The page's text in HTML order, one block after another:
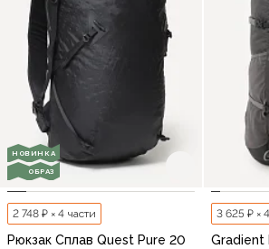
НОВИНКА
ОБРАЗ
2 748 ₽ × 4 части
Рюкзак Сплав Quest Pure 20
3 625 ₽ ×
Gradient